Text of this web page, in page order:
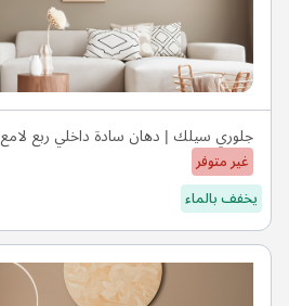
جلوري سيلك | دهان سادة داخلي ربع لامع
غير متوفر
يخفف بالماء